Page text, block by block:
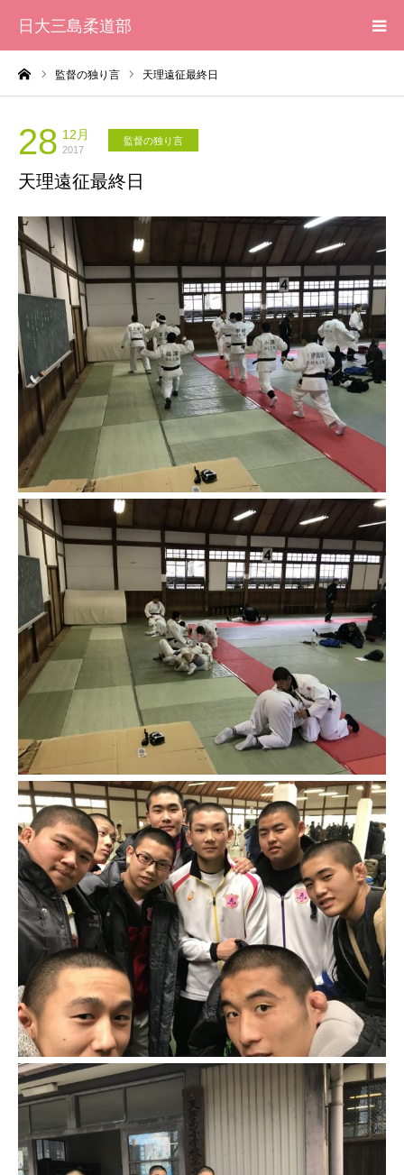
日大三島柔道部
監督の独り言 天理遠征最終日
28 12月
2017
監督の独り言
天理遠征最終日
HOME
柔道部 紹介
ブログ
大会記録
写真集
応援メッセージ一覧